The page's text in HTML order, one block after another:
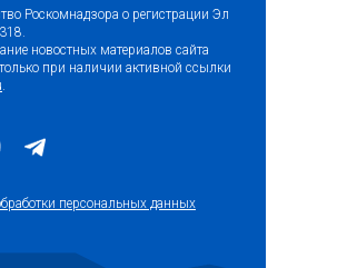
Роскомнадзора о регистрации Эл
новостных материалов сайта
при наличии активной ссылки
.
персональных данных